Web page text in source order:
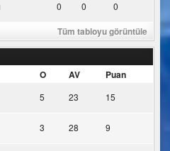
0 0 0
Tüm tabloyu görüntüle
O AV Puan
5 23 15
3 28 9